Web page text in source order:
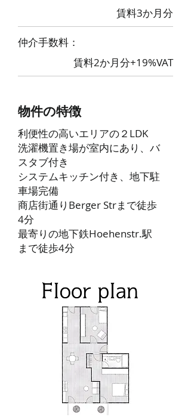
賃料3か月分
​仲介手数料：
賃料2か月分+19%VAT
物件の特徴
利便性の高いエリアの２LDK
洗濯機置き場が室内にあり、バ
スタブ付き
システムキッチン付き、地下駐
車場完備
商店街通りBerger Strまで徒歩
4分
最寄りの地下鉄Hoehenstr.駅
まで徒歩4分